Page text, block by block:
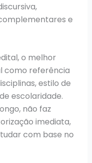
e
o melhor
como referência
estilo de
escolaridade.
não faz
imediata,
com base no